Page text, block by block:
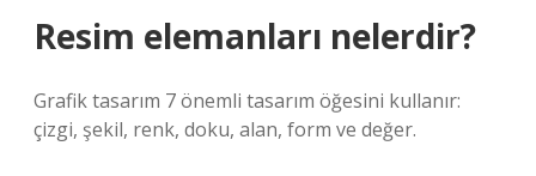
Resim elemanları nelerdir?
Grafik tasarım 7 önemli tasarım öğesini kullanır:
çizgi, şekil, renk, doku, alan, form ve değer.